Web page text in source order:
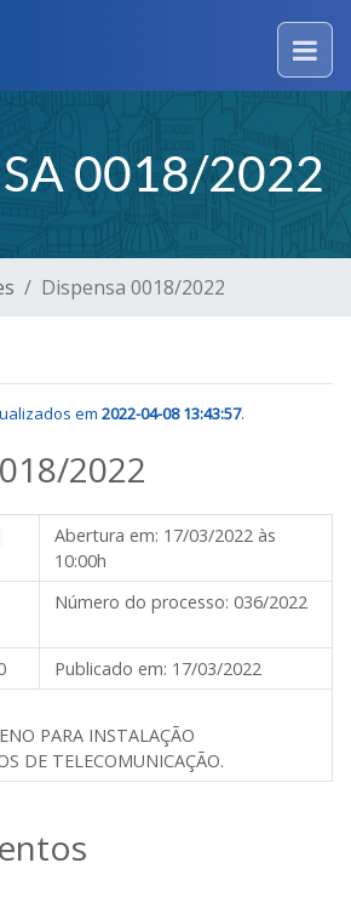
0018/2022
Dispensa 0018/2022
em 2022-04-08 13:43:57.
2022
Abertura em: 17/03/2022 às
10:00h
Número do processo: 036/2022
Publicado em: 17/03/2022
PARA INSTALAÇÃO
DE TELECOMUNICAÇÃO.